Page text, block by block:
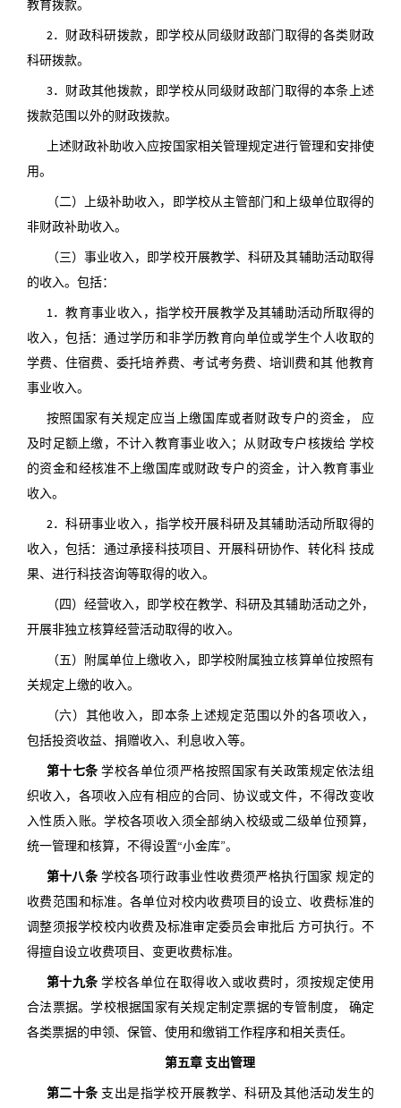
教育拨款。
2．财政科研拨款，即学校从同级财政部门取得的各类财政
科研拨款。
3．财政其他拨款，即学校从同级财政部门取得的本条上述
拨款范围以外的财政拨款。
上述财政补助收入应按国家相关管理规定进行管理和安排使
用。
（二）上级补助收入，即学校从主管部门和上级单位取得的
非财政补助收入。
（三）事业收入，即学校开展教学、科研及其辅助活动取得
的收入。包括：
1．教育事业收入，指学校开展教学及其辅助活动所取得的
收入，包括：通过学历和非学历教育向单位或学生个人收取的
学费、住宿费、委托培养费、考试考务费、培训费和其 他教育
事业收入。
按照国家有关规定应当上缴国库或者财政专户的资金， 应
及时足额上缴，不计入教育事业收入；从财政专户核拨给 学校
的资金和经核准不上缴国库或财政专户的资金，计入教育事业
收入。
2．科研事业收入，指学校开展科研及其辅助活动所取得的
收入，包括：通过承接科技项目、开展科研协作、转化科 技成
果、进行科技咨询等取得的收入。
（四）经营收入，即学校在教学、科研及其辅助活动之外，
开展非独立核算经营活动取得的收入。
（五）附属单位上缴收入，即学校附属独立核算单位按照有
关规定上缴的收入。
（六）其他收入，即本条上述规定范围以外的各项收入，
包括投资收益、捐赠收入、利息收入等。
第十七条 学校各单位须严格按照国家有关政策规定依法组
织收入，各项收入应有相应的合同、协议或文件，不得改变收
入性质入账。学校各项收入须全部纳入校级或二级单位预算，
统一管理和核算，不得设置“小金库”。
第十八条 学校各项行政事业性收费须严格执行国家 规定的
收费范围和标准。各单位对校内收费项目的设立、收费标准的
调整须报学校校内收费及标准审定委员会审批后 方可执行。不
得擅自设立收费项目、变更收费标准。
第十九条 学校各单位在取得收入或收费时，须按规定使用
合法票据。学校根据国家有关规定制定票据的专管制度， 确定
各类票据的申领、保管、使用和缴销工作程序和相关责任。
第五章 支出管理
第二十条 支出是指学校开展教学、科研及其他活动发生的